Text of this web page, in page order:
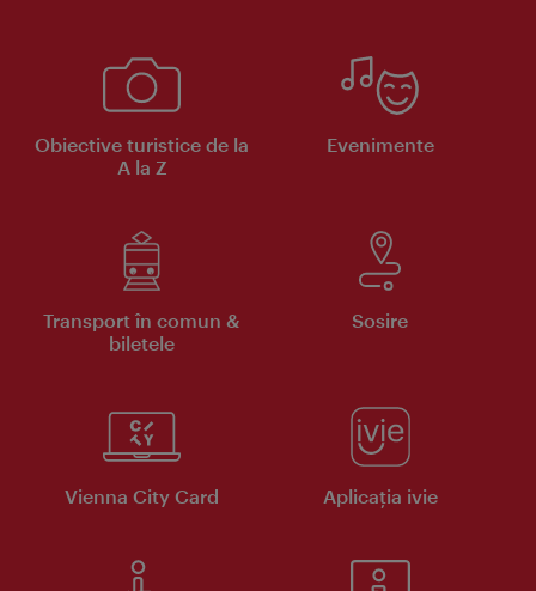
Obiective turistice de la
A la Z
Evenimente
Transport în comun &
biletele
Sosire
Vienna City Card Aplicaţia ivie